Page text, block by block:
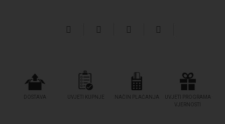
DOSTAVA UVJETI KUPNJE NAČIN PLAĆANJA
UVJETI PROGRAMA
VJERNOSTI